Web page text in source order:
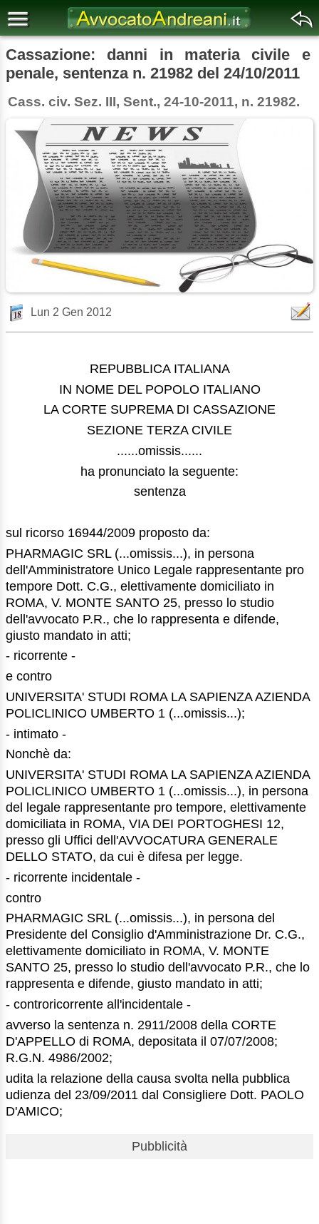
Cassazione: danni in materia civile e
penale, sentenza n. 21982 del 24/10/2011
Cass. civ. Sez. III, Sent., 24-10-2011, n. 21982.
Lun 2 Gen 2012
REPUBBLICA ITALIANA
IN NOME DEL POPOLO ITALIANO
LA CORTE SUPREMA DI CASSAZIONE
SEZIONE TERZA CIVILE
......omissis......
ha pronunciato la seguente:
sentenza
sul ricorso 16944/2009 proposto da:
PHARMAGIC SRL (...omissis...), in persona
dell'Amministratore Unico Legale rappresentante pro
tempore Dott. C.G., elettivamente domiciliato in
ROMA, V. MONTE SANTO 25, presso lo studio
dell'avvocato P.R., che lo rappresenta e difende,
giusto mandato in atti;
- ricorrente -
e contro
UNIVERSITA' STUDI ROMA LA SAPIENZA AZIENDA
POLICLINICO UMBERTO 1 (...omissis...);
- intimato -
Nonchè da:
UNIVERSITA' STUDI ROMA LA SAPIENZA AZIENDA
POLICLINICO UMBERTO 1 (...omissis...), in persona
del legale rappresentante pro tempore, elettivamente
domiciliata in ROMA, VIA DEI PORTOGHESI 12,
presso gli Uffici dell'AVVOCATURA GENERALE
DELLO STATO, da cui è difesa per legge.
- ricorrente incidentale -
contro
PHARMAGIC SRL (...omissis...), in persona del
Presidente del Consiglio d'Amministrazione Dr. C.G.,
elettivamente domiciliato in ROMA, V. MONTE
SANTO 25, presso lo studio dell'avvocato P.R., che lo
rappresenta e difende, giusto mandato in atti;
- controricorrente all'incidentale -
avverso la sentenza n. 2911/2008 della CORTE
D'APPELLO di ROMA, depositata il 07/07/2008;
R.G.N. 4986/2002;
udita la relazione della causa svolta nella pubblica
udienza del 23/09/2011 dal Consigliere Dott. PAOLO
D'AMICO;
Pubblicità